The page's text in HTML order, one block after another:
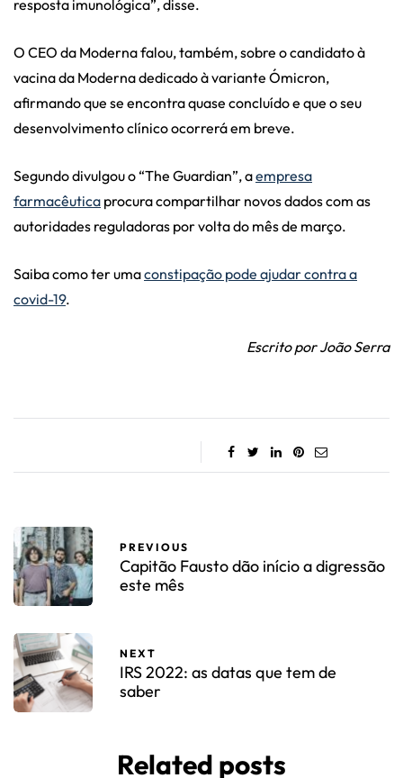
resposta imunológica”, disse.
O CEO da Moderna falou, também, sobre o candidato à
vacina da Moderna dedicado à variante Ómicron,
afirmando que se encontra quase concluído e que o seu
desenvolvimento clínico ocorrerá em breve.
Segundo divulgou o “The Guardian”, aempresa
farmacêutica procura compartilhar novos dados com as
autoridades reguladoras por volta do mês de março.
Saiba como ter umaconstipação pode ajudar contra a
covid-19.
Escrito por João Serra